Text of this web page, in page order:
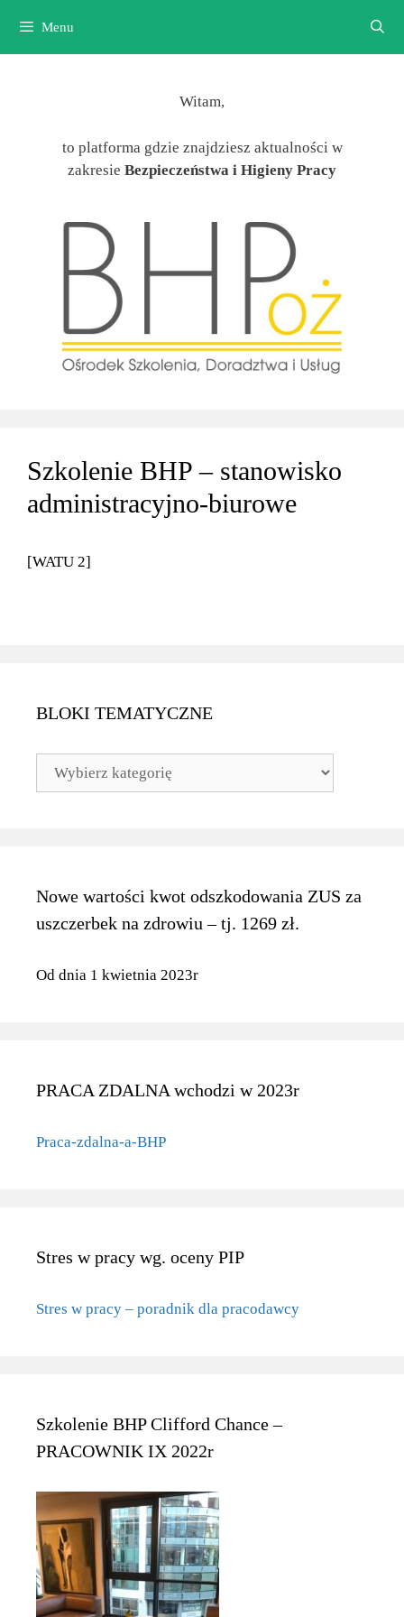
treści
Menu
Witam,
to platforma gdzie znajdziesz aktualności w
zakresie Bezpieczeństwa i Higieny Pracy
Szkolenie BHP – stanowisko
administracyjno-biurowe
[WATU 2]
BLOKI TEMATYCZNE
BLOKI
TEMATYCZNE
Nowe wartości kwot odszkodowania ZUS za
uszczerbek na zdrowiu – tj. 1269 zł.
Od dnia 1 kwietnia 2023r
PRACA ZDALNA wchodzi w 2023r
Praca-zdalna-a-BHP
Stres w pracy wg. oceny PIP
Stres w pracy – poradnik dla pracodawcy
Szkolenie BHP Clifford Chance –
PRACOWNIK IX 2022r